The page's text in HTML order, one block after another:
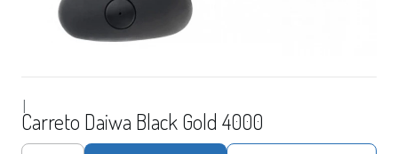
|
Carreto Daiwa Black Gold 4000